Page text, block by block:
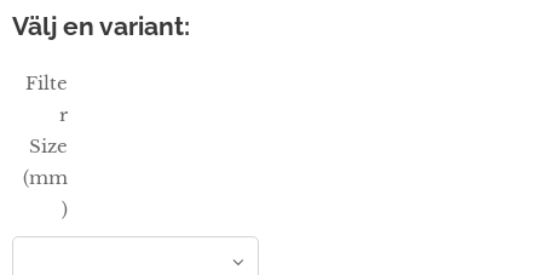
Välj en variant:
Filte
r
Size
(mm
)